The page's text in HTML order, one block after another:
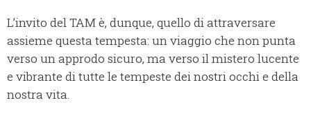
L’invito del TAM è, dunque, quello di attraversare
assieme questa tempesta: un viaggio che non punta
verso un approdo sicuro, ma verso il mistero lucente
e vibrante di tutte le tempeste dei nostri occhi e della
nostra vita.